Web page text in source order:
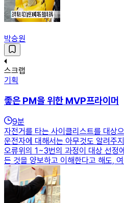
박승원
스크랩
기획
좋은 PM을 위한 MVP프라이머
9분
자전거를 타는 사이클리스트를 대상
운전자에 대해서는 아무것도 알려주
오류위의 1~3번의 과정이 대상 선정
든 것을 양보하고 이해한다고 해도,